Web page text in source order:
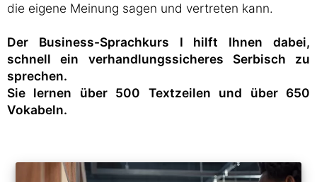
die eigene Meinung sagen und vertreten kann.
Der Business-Sprachkurs I hilft Ihnen dabei,
schnell ein verhandlungssicheres Serbisch zu
sprechen.
Sie lernen über 500 Textzeilen und über 650
Vokabeln.